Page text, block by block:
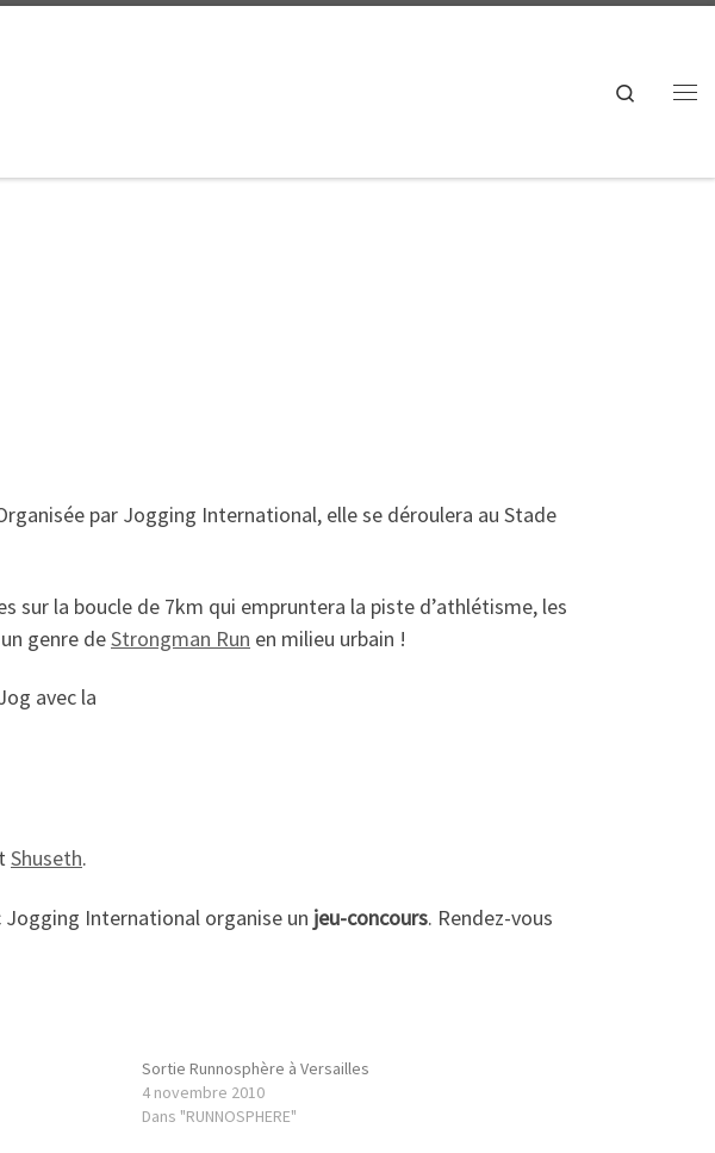
Search
par Jogging International, elle se déroulera au Stade
sur la boucle de 7km qui empruntera la piste d’athlétisme, les
genre deStrongman Run en milieu urbain !
Shuseth.
International organise un jeu-concours. Rendez-vous
Sortie Runnosphère à Versailles
4 novembre 2010
Dans "RUNNOSPHERE"